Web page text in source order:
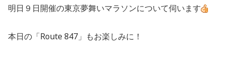
明日９日開催の東京夢舞いマラソンについて伺います
本日の「Route 847」もお楽しみに！